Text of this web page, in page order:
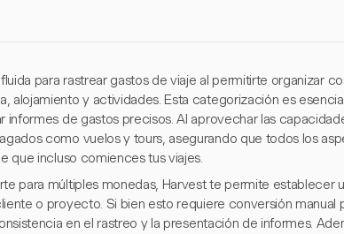
para rastrear gastos de viaje al permitirte organizar
alojamiento y actividades. Esta categorización es
informes de gastos precisos. Al aprovechar las
como vuelos y tours, asegurando que todos los
que incluso comiences tus viajes.
para múltiples monedas, Harvest te permite establecer
o proyecto. Si bien esto requiere conversión manual
en el rastreo y la presentación de informes.